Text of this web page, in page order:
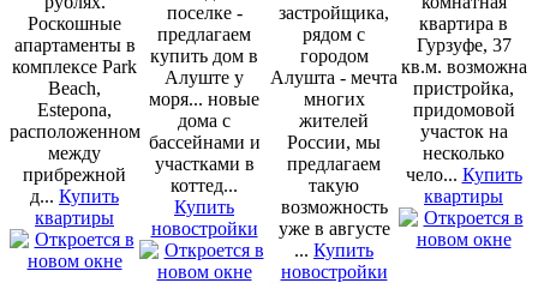
Роскошные
апартаменты в
комплексе Park
Beach,
Estepona,
расположенном
между
прибрежной
д... Купить
квартиры
поселке -
предлагаем
купить дом в
Алуште у
моря... новые
дома с
бассейнами и
участками в
коттед...
Купить
новостройки
застройщика,
рядом с
городом
Алушта - мечта
многих
жителей
России, мы
предлагаем
такую
возможность
уже в августе
... Купить
новостройки
квартира в
Гурзуфе, 37
кв.м. возможна
пристройка,
придомовой
участок на
несколько
чело... Купить
квартиры